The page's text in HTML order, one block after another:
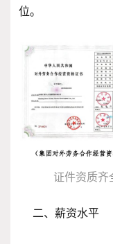
位。
证件资质齐
二、薪资水平